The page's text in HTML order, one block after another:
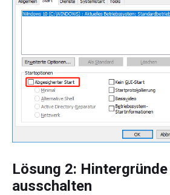
Lösung 2:
ausschalten